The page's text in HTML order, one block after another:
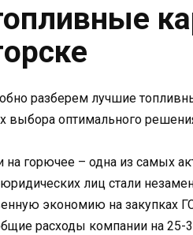
разберем лучшие
выбора оптимального
на горючее – одна из самых
лиц стали
экономию на закупках
расходы компании на